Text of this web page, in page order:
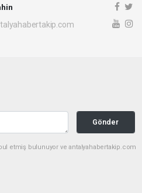
Gönder
etmiş bulunuyor ve antalyahabertakip.com